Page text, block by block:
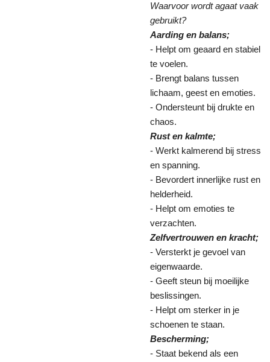
Waarvoor wordt agaat vaak
gebruikt?
Aarding en balans;
- Helpt om geaard en stabiel
te voelen.
- Brengt balans tussen
lichaam, geest en emoties.
- Ondersteunt bij drukte en
chaos.
Rust en kalmte;
- Werkt kalmerend bij stress
en spanning.
- Bevordert innerlijke rust en
helderheid.
- Helpt om emoties te
verzachten.
Zelfvertrouwen en kracht;
- Versterkt je gevoel van
eigenwaarde.
- Geeft steun bij moeilijke
beslissingen.
- Helpt om sterker in je
schoenen te staan.
Bescherming;
- Staat bekend als een